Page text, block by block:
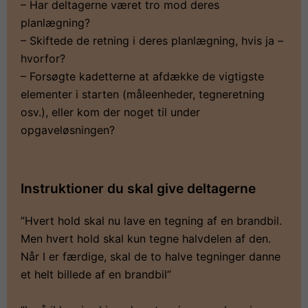
– Har deltagerne været tro mod deres
planlægning?
– Skiftede de retning i deres planlægning, hvis ja –
hvorfor?
– Forsøgte kadetterne at afdække de vigtigste
elementer i starten (måleenheder, tegneretning
osv.), eller kom der noget til under
opgaveløsningen?
Instruktioner du skal give deltagerne
”Hvert hold skal nu lave en tegning af en brandbil.
Men hvert hold skal kun tegne halvdelen af den.
Når I er færdige, skal de to halve tegninger danne
et helt billede af en brandbil”